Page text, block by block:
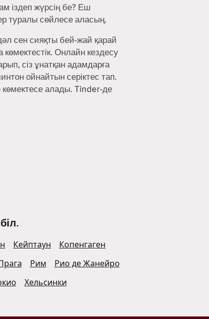
іздеп жүрсің бе? Еш
туралы сөйлесе аласың.
сен сияқты бей-жай қарай
Онлайн кездесу
сіз ұнатқан адамдарға
ойнайтын серіктес тап.
көмектесе алады. Tinder-де
Кейптаун
Копенгаген
Рим
Рио де Жанейро
Хельсинки